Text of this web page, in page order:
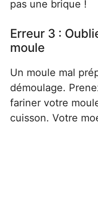
pas une brique !
Erreur 3 :
moule
Un moule mal
démoulage.
fariner votre
cuisson. Votre